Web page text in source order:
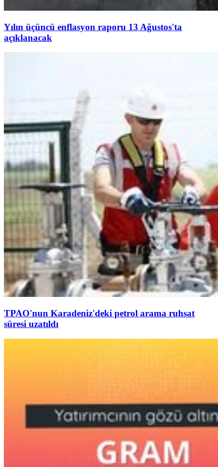
Yılın üçüncü enflasyon raporu 13 Ağustos'ta
açıklanacak
TPAO'nun Karadeniz'deki petrol arama ruhsat
süresi uzatıldı